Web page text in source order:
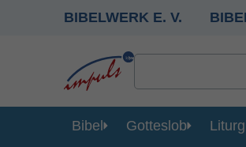
BIBELWERK E. V.
Bibel Gotteslob